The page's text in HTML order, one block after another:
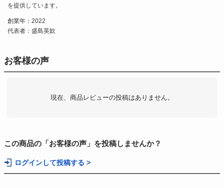
を提供しています。
創業年：2022
代表者：盛島英欽
お客様の声
現在、商品レビューの投稿はありません。
この商品の「お客様の声」を投稿しませんか？
ログインして投稿する >